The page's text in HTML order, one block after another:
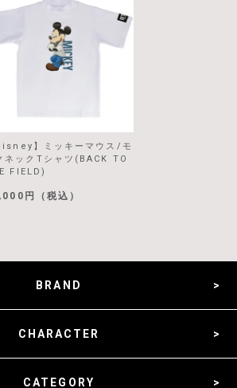
】ミッキーマウス/モ
ネックTシャツ(BACK TO
FIELD)
円（税込）
BRAND
CHARACTER
CATEGORY